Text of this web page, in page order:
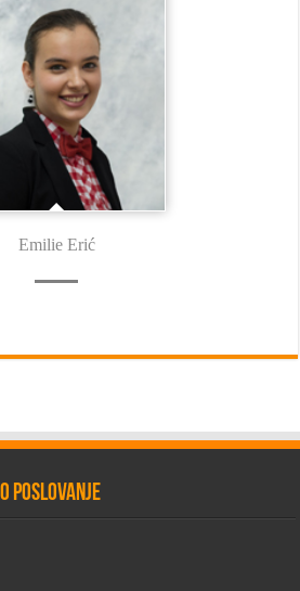
Emilie Erić
poslovanje